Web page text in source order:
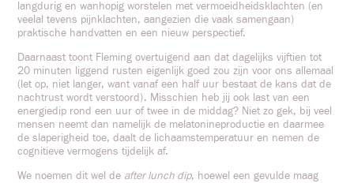
langdurig en wanhopig worstelen met vermoeidheidsklachten (en
veelal tevens pijnklachten, aangezien die vaak samengaan)
praktische handvatten en een nieuw perspectief.
Daarnaast toont Fleming overtuigend aan dat dagelijks vijftien tot
20 minuten liggend rusten eigenlijk goed zou zijn voor ons allemaal
(let op, niet langer, want vanaf een half uur bestaat de kans dat de
nachtrust wordt verstoord). Misschien heb jij ook last van een
energiedip rond een uur of twee in de middag? Niet zo gek, bij veel
mensen neemt dan namelijk de melatonineproductie en daarmee
de slaperigheid toe, daalt de lichaamstemperatuur en nemen de
cognitieve vermogens tijdelijk af.
We noemen dit wel de after lunch dip, hoewel een gevulde maag